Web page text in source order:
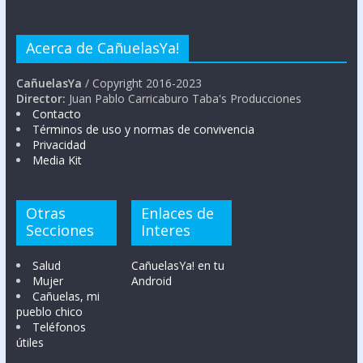
Acerca de CañuelasYa!
CañuelasYa / Copyright 2016-2023
Director: Juan Pablo Carricaburo Taba's Producciones
Contacto
Términos de uso y normas de convivencia
Privacidad
Media Kit
Otras
Secciones
Salud
Mujer
Cañuelas, mi
pueblo chico
Teléfonos
útiles
Enlaces de
Interes
CañuelasYa! en tu
Android